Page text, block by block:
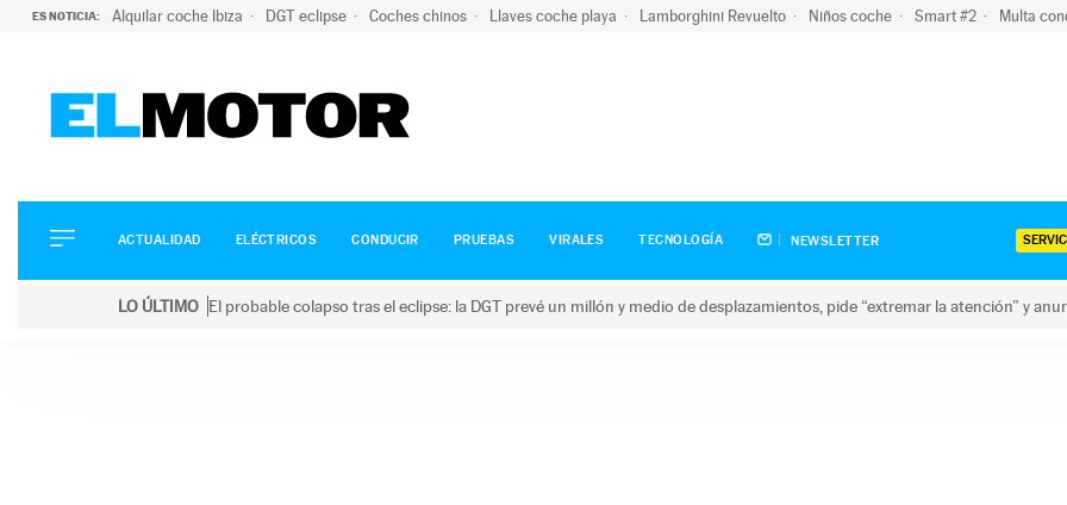
ES NOTICIA: Alquilar coche Ibiza DGT eclipse Coches chinos Llaves coche playa Lamborghini Revuelto Niños coche Smart #2 Multa
ELÉCTRICOS
CONDUCIR
ACTUALIDAD ELÉCTRICOS CONDUCIR PRUEBAS VIRALES TECNOLOGÍA NEWSLETTER
LO ÚLTIMO El probable colapso tras el eclipse: la DGT prevé un millón y medio de desplazamientos, pide “extremar la atención” y